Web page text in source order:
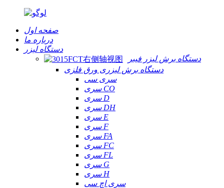
صفحه اول
درباره ما
دستگاه لیزر
دستگاه برش لیزر فیبر
دستگاه برش لیزری ورق فلزی
سری سی
سری CO
سری D
سری DH
سری E
سری F
سری FA
سری FC
سری FL
سری G
سری H
سری اچ سی